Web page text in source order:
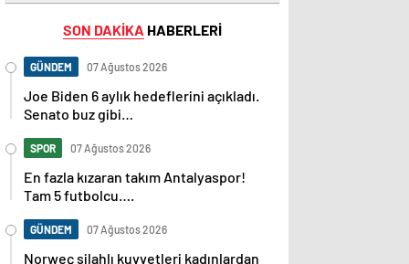
SON DAKİKA HABERLERİ
GÜNDEM 07 Ağustos 2026
Joe Biden 6 aylık hedeflerini açıkladı.
Senato buz gibi…
SPOR 07 Ağustos 2026
En fazla kızaran takım Antalyaspor!
Tam 5 futbolcu….
GÜNDEM 07 Ağustos 2026
Norweç silahlı kuvvetleri kadınlardan